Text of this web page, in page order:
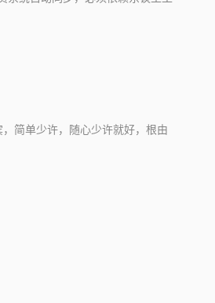
简单少许，随心少许就好，根由